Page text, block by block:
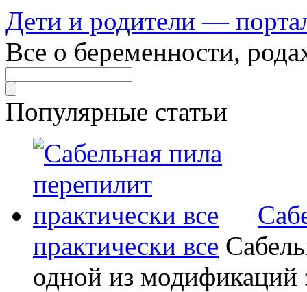
Дети и родители —
Все о беременности,
Популярные статьи
практически все
одной из модификаций